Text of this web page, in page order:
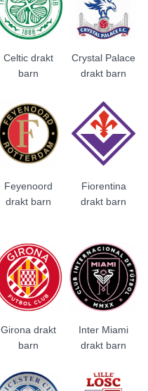
Celtic drakt
barn
Crystal Palace
drakt barn
Feyenoord
drakt barn
Fiorentina
drakt barn
Girona drakt
barn
Inter Miami
drakt barn